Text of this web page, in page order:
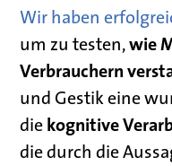
Wir haben
um zu testen,wie
Verbrauchern
und Gestik eine
diekognitive
die durch die